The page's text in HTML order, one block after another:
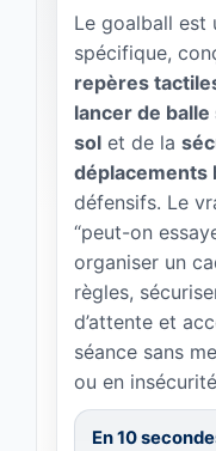
Le goalball
spécifique,
repères
lancer de
sol et de la
déplacements
défensifs. Le
“peut-on
organiser un
règles,
d’attente et
séance sans
ou en
En 10